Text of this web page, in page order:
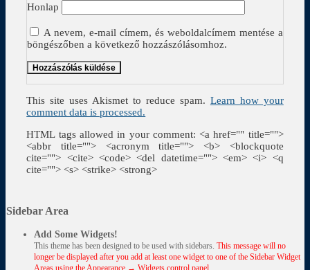
Honlap
A nevem, e-mail címem, és weboldalcímem mentése a
böngészőben a következő hozzászólásomhoz.
This site uses Akismet to reduce spam. Learn how your
comment data is processed.
HTML tags allowed in your comment: <a href="" title="">
<abbr title=""> <acronym title=""> <b> <blockquote
cite=""> <cite> <code> <del datetime=""> <em> <i> <q
cite=""> <s> <strike> <strong>
Sidebar Area
Add Some Widgets!
This theme has been designed to be used with sidebars. This message will no
longer be displayed after you add at least one widget to one of the Sidebar Widget